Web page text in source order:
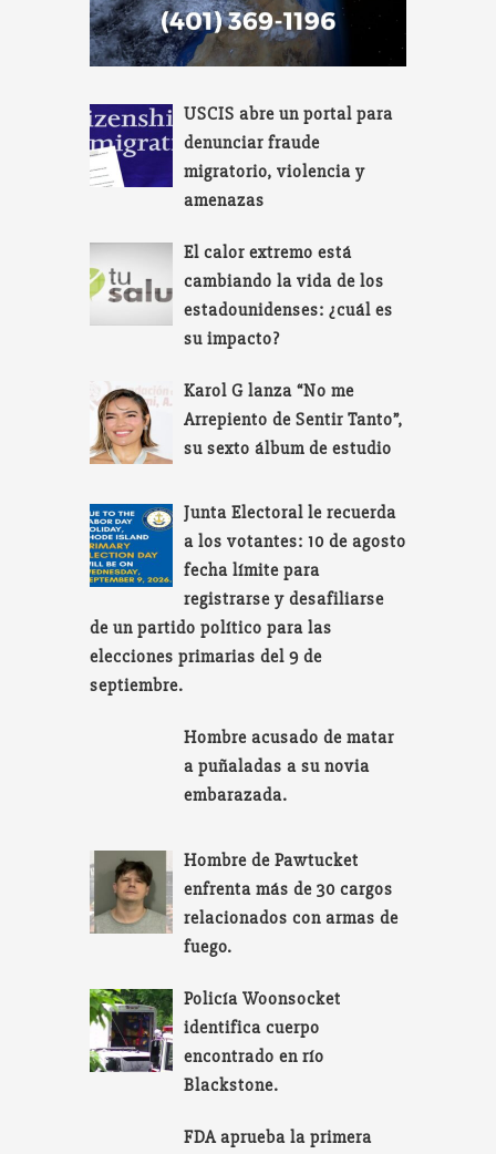
USCIS abre un portal para
denunciar fraude
migratorio, violencia y
amenazas
El calor extremo está
cambiando la vida de los
estadounidenses: ¿cuál es
su impacto?
Karol G lanza “No me
Arrepiento de Sentir Tanto”,
su sexto álbum de estudio
Junta Electoral le recuerda
a los votantes: 10 de agosto
fecha límite para
registrarse y desafiliarse
de un partido político para las
elecciones primarias del 9 de
septiembre.
Hombre acusado de matar
a puñaladas a su novia
embarazada.
Hombre de Pawtucket
enfrenta más de 30 cargos
relacionados con armas de
fuego.
Policía Woonsocket
identifica cuerpo
encontrado en río
Blackstone.
FDA aprueba la primera